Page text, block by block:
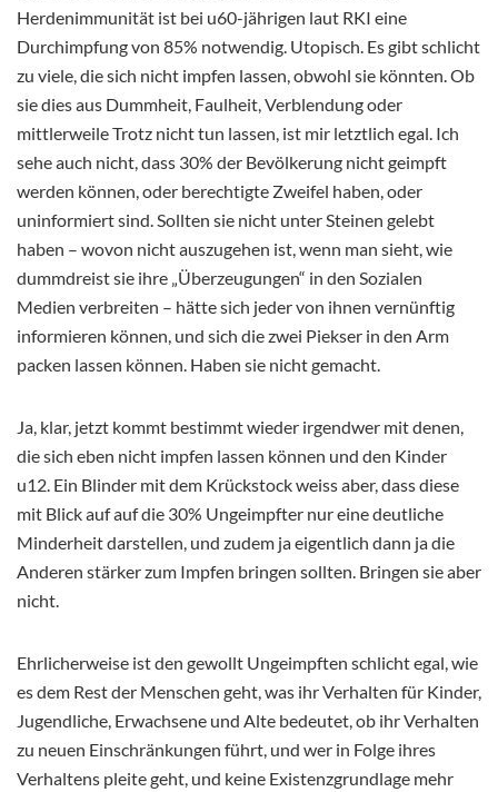
Herdenimmunität ist bei u60-jährigen laut RKI eine
Durchimpfung von 85% notwendig. Utopisch. Es gibt schlicht
zu viele, die sich nicht impfen lassen, obwohl sie könnten. Ob
sie dies aus Dummheit, Faulheit, Verblendung oder
mittlerweile Trotz nicht tun lassen, ist mir letztlich egal. Ich
sehe auch nicht, dass 30% der Bevölkerung nicht geimpft
werden können, oder berechtigte Zweifel haben, oder
uninformiert sind. Sollten sie nicht unter Steinen gelebt
haben – wovon nicht auszugehen ist, wenn man sieht, wie
dummdreist sie ihre „Überzeugungen“ in den Sozialen
Medien verbreiten – hätte sich jeder von ihnen vernünftig
informieren können, und sich die zwei Piekser in den Arm
packen lassen können. Haben sie nicht gemacht.
Ja, klar, jetzt kommt bestimmt wieder irgendwer mit denen,
die sich eben nicht impfen lassen können und den Kinder
u12. Ein Blinder mit dem Krückstock weiss aber, dass diese
mit Blick auf auf die 30% Ungeimpfter nur eine deutliche
Minderheit darstellen, und zudem ja eigentlich dann ja die
Anderen stärker zum Impfen bringen sollten. Bringen sie aber
nicht.
Ehrlicherweise ist den gewollt Ungeimpften schlicht egal, wie
es dem Rest der Menschen geht, was ihr Verhalten für Kinder,
Jugendliche, Erwachsene und Alte bedeutet, ob ihr Verhalten
zu neuen Einschränkungen führt, und wer in Folge ihres
Verhaltens pleite geht, und keine Existenzgrundlage mehr